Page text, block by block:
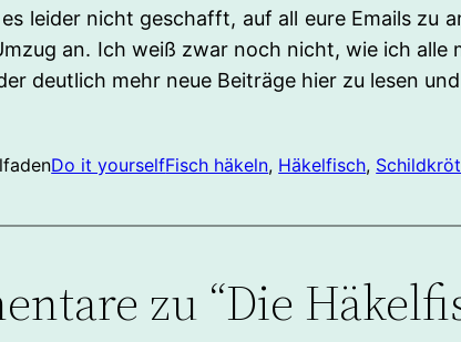
leider nicht geschafft, auf all eure Emails
an. Ich weiß zwar noch nicht, wie ich
deutlich mehr neue Beiträge hier zu lesen
Do it yourselfFisch häkeln, Häkelfisch,
zu “Die